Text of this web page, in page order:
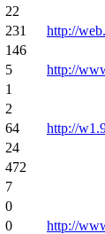
22
231 http://
146
5 http://
1
2
64 http://
24
472
7
0
0 http://